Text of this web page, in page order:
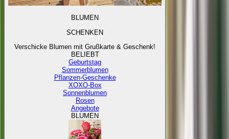
BLUMEN
SCHENKEN
Verschicke Blumen mit Grußkarte & Geschenk!
BELIEBT
Geburtstag
Sommerblumen
Pflanzen-Geschenke
XOXO-Box
Sonnenblumen
Rosen
Angebote
BLUMEN